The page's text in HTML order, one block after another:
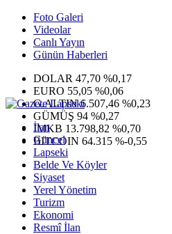
Foto Galeri
Videolar
Canlı Yayın
Günün Haberleri
DOLAR 47,70 %0,17
EURO 55,05 %0,06
G.ALTIN6.507,46 %0,23
GÜMÜŞ 94 %0,27
IMKB 13.798,82 %0,70
BITCOIN 64.315 %-0,55
İlan
Güncel
Lapseki
Belde Ve Köyler
Siyaset
Yerel Yönetim
Turizm
Ekonomi
Resmî İlan